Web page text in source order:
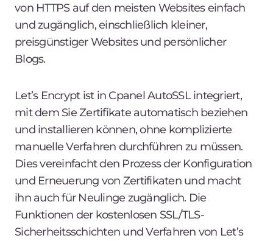
von HTTPS auf den meisten Websites einfach
und zugänglich, einschließlich kleiner,
preisgünstiger Websites und persönlicher
Blogs.
Let’s Encrypt ist in Cpanel AutoSSL integriert,
mit dem Sie Zertifikate automatisch beziehen
und installieren können, ohne komplizierte
manuelle Verfahren durchführen zu müssen.
Dies vereinfacht den Prozess der Konfiguration
und Erneuerung von Zertifikaten und macht
ihn auch für Neulinge zugänglich. Die
Funktionen der kostenlosen SSL/TLS-
Sicherheitsschichten und Verfahren von Let’s